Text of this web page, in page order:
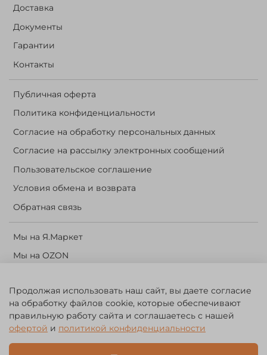
Доставка
Документы
Гарантии
Контакты
Публичная оферта
Политика конфиденциальности
Согласие на обработку персональных данных
Согласие на рассылку электронных сообщений
Пользовательское соглашение
Условия обмена и возврата
Обратная связь
Мы на Я.Маркет
Мы на OZON
Корзина
©️ 2014 - 2024 Forest River. Рыболовный интернет-магазин.
зн. № 756494
Продолжая использовать наш сайт, вы даете согласие
на обработку файлов cookie, которые обеспечивают
правильную работу сайта и соглашаетесь с нашей
офертой и политикой конфиденциальности